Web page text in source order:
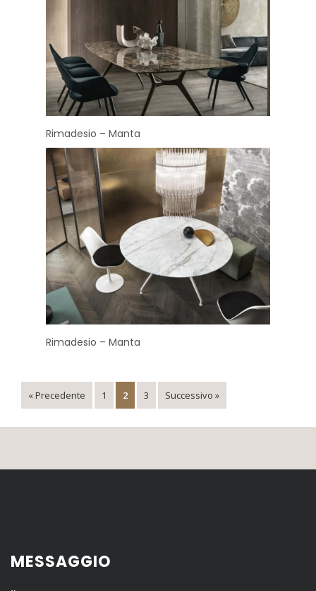
Rimadesio – Manta
Rimadesio – Manta
« Precedente 1 2 3 Successivo »
MESSAGGIO